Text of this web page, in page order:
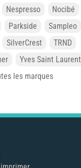
Nespresso
Nocibé
Parkside
Sampleo
SilverCrest
TRND
Yves Saint Laurent
les marques